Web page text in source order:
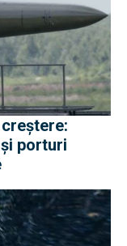
porturi